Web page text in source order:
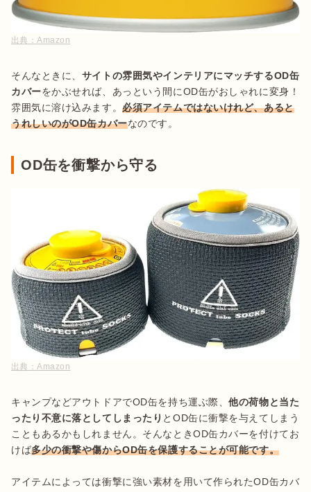
出典：Amazon
そんなときに、 サイトの雰囲気やインテリアにマッチするOD缶
カバーをかぶせれば、あっという間にOD缶がおしゃれに変身！
雰囲気に溶け込みます。必須アイテムではないけれど、あると
うれしいのがOD缶カバーなのです。
OD缶を衝撃から守る
出典：Amazon
キャンプなどアウトドアでOD缶を持ち運ぶ際、他の荷物と当た
ったり不意に落としてしまったり とOD缶に衝撃を与えてしまう
こともあるかもしれません。そんなときOD缶カバーを付けてお
けば
アイテムによっては衝撃に強い素材を用いて作られたOD缶カバ